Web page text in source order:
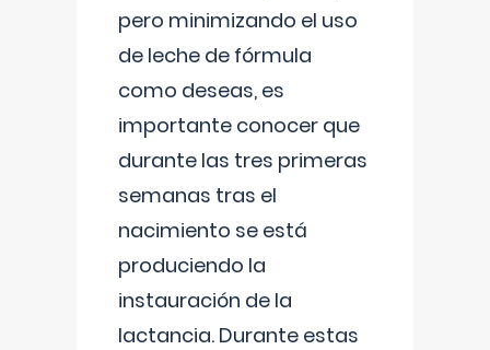
pero minimizando el uso
de leche de fórmula
como deseas, es
importante conocer que
durante las tres primeras
semanas tras el
nacimiento se está
produciendo la
instauración de la
lactancia. Durante estas